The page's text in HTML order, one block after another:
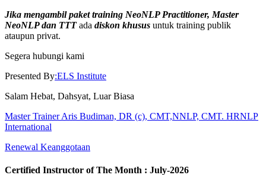
Jika mengambil paket training NeoNLP Practitioner, Master
NeoNLP dan TTTada diskon khusus untuk training publik
ataupun privat.
Segera hubungi kami
Presented By:ELS Institute
Salam Hebat, Dahsyat, Luar Biasa
Master Trainer Aris Budiman, DR (c), CMT,NNLP, CMT. HRNLP
International
Renewal Keanggotaan
Certified Instructor of The Month : July-2026